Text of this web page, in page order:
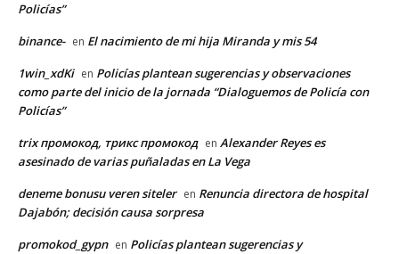
Policías”
binance- en El nacimiento de mi hija Miranda y mis 54
1win_xdKi en Policías plantean sugerencias y observaciones
como parte del inicio de la jornada “Dialoguemos de Policía con
Policías”
trix промокод, трикс промокод en Alexander Reyes es
asesinado de varias puñaladas en La Vega
deneme bonusu veren siteler en Renuncia directora de hospital
Dajabón; decisión causa sorpresa
promokod_gypn en Policías plantean sugerencias y